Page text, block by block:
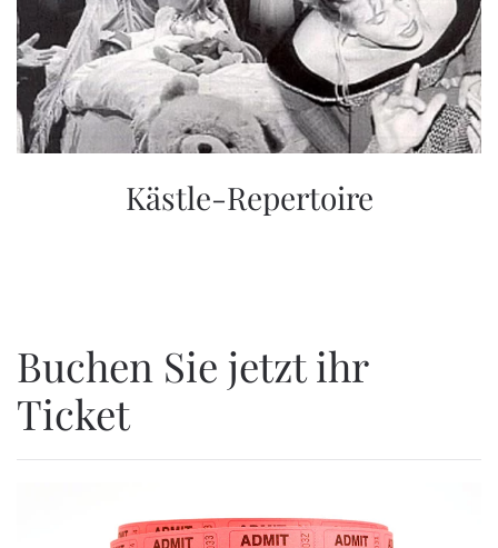
Kästle-Repertoire
Buchen Sie jetzt ihr
Ticket